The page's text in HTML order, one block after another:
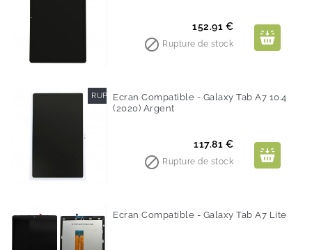
Prix
152.91 €
 Rupture de stock
RUPTURE DE STOCK
Ecran Compatible - Galaxy Tab A7 10.4
(2020) Argent
Prix
117.81 €
 Rupture de stock
Ecran Compatible - Galaxy Tab A7 Lite